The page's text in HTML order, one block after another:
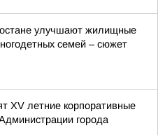
улучшают жилищные
семей – сюжет
XV летние корпоративные
города